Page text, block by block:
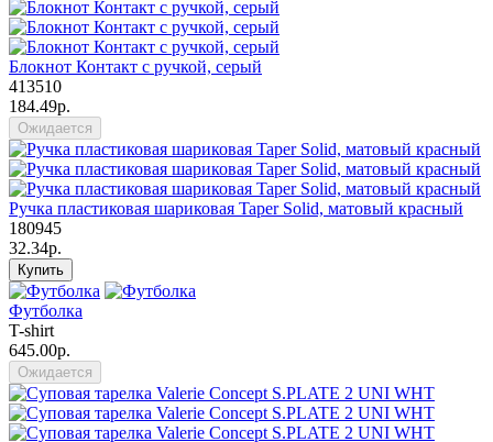
Блокнот Контакт с ручкой, серый
413510
184.49р.
Ожидается
Ручка пластиковая шариковая Taper Solid, матовый красный
180945
32.34р.
Купить
Футболка
T-shirt
645.00р.
Ожидается